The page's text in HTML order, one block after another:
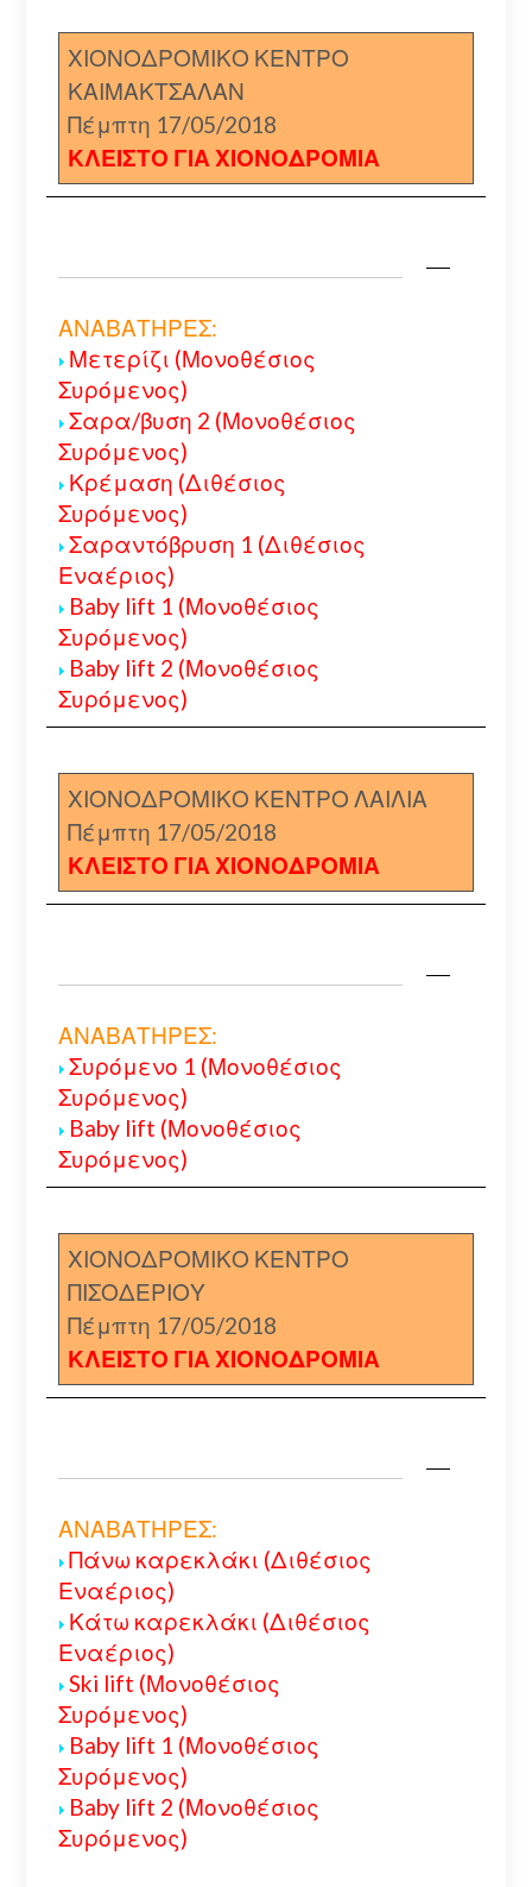
ΧΙΟΝΟΔΡΟΜΙΚΟ ΚΕΝΤΡΟ
ΚΑΙΜΑΚΤΣΑΛΑΝ
Πέμπτη 17/05/2018
ΚΛΕΙΣΤΟ ΓΙΑ ΧΙΟΝΟΔΡΟΜΙΑ
ΑΝΑΒΑΤΗΡΕΣ:
Μετερίζι (Μονοθέσιος
Συρόμενος)
Σαρα/βυση 2 (Μονοθέσιος
Συρόμενος)
Κρέμαση (Διθέσιος
Συρόμενος)
Σαραντόβρυση 1 (Διθέσιος
Εναέριος)
Baby lift 1 (Μονοθέσιος
Συρόμενος)
Baby lift 2 (Μονοθέσιος
Συρόμενος)
ΧΙΟΝΟΔΡΟΜΙΚΟ ΚΕΝΤΡΟ ΛΑΙΛΙΑ
Πέμπτη 17/05/2018
ΚΛΕΙΣΤΟ ΓΙΑ ΧΙΟΝΟΔΡΟΜΙΑ
ΑΝΑΒΑΤΗΡΕΣ:
Συρόμενο 1 (Μονοθέσιος
Συρόμενος)
Baby lift (Μονοθέσιος
Συρόμενος)
ΧΙΟΝΟΔΡΟΜΙΚΟ ΚΕΝΤΡΟ
ΠΙΣΟΔΕΡΙΟΥ
Πέμπτη 17/05/2018
ΚΛΕΙΣΤΟ ΓΙΑ ΧΙΟΝΟΔΡΟΜΙΑ
ΑΝΑΒΑΤΗΡΕΣ:
Πάνω καρεκλάκι (Διθέσιος
Εναέριος)
Κάτω καρεκλάκι (Διθέσιος
Εναέριος)
Ski lift (Μονοθέσιος
Συρόμενος)
Baby lift 1 (Μονοθέσιος
Συρόμενος)
Baby lift 2 (Μονοθέσιος
Συρόμενος)